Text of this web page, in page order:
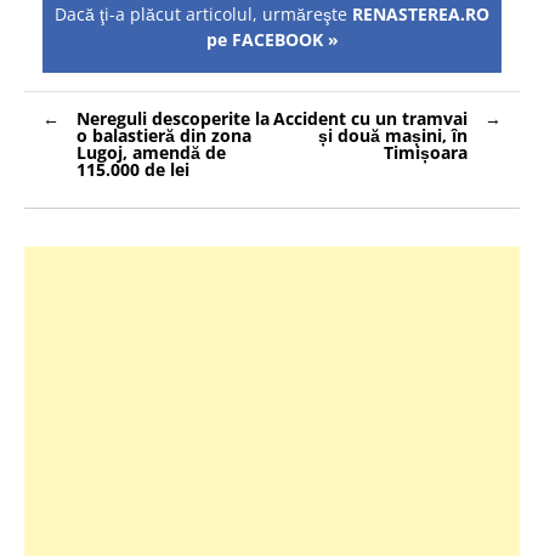
Dacă ţi-a plăcut articolul, urmăreşte RENASTEREA.RO
pe FACEBOOK »
Navigare
în
articole
Nereguli descoperite la
o balastieră din zona
Lugoj, amendă de
115.000 de lei
Accident cu un tramvai
și două mașini, în
Timișoara